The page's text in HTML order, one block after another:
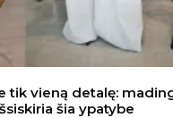
tik vieną detalę:
šia ypatybe